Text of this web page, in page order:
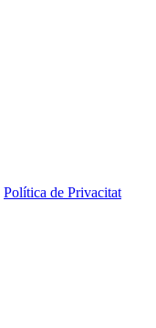
Política de Privacitat